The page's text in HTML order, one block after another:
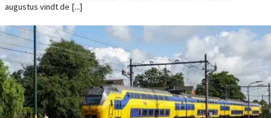
augustus vindt de [...]